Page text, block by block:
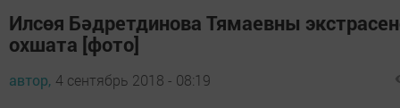
Илсөя Бәдретдинова Тямаевны
охшата [фото]
автор, 4 сентябрь 2018 - 08:19